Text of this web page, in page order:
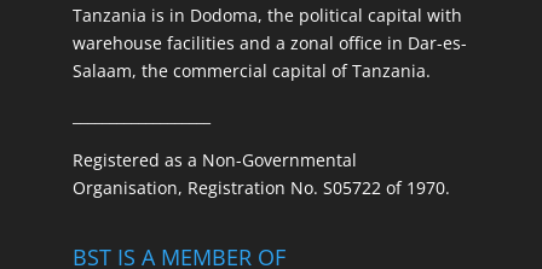
Tanzania is in Dodoma, the political capital with
warehouse facilities and a zonal office in Dar-es-
Salaam, the commercial capital of Tanzania.
Registered as a Non-Governmental
Organisation, Registration No. S05722 of 1970.
BST IS A MEMBER OF